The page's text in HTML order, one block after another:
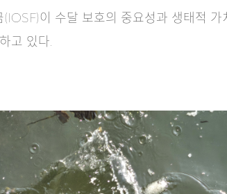
이 수달 보호의 중요성과 생태적 가
고 있다.